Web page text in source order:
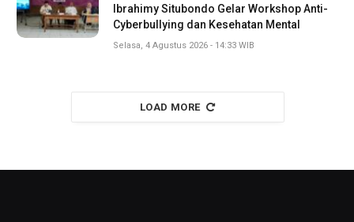
Ibrahimy Situbondo Gelar Workshop Anti-
Cyberbullying dan Kesehatan Mental
Selasa, 4 Agustus 2026 - 14:33 WIB
LOAD MORE